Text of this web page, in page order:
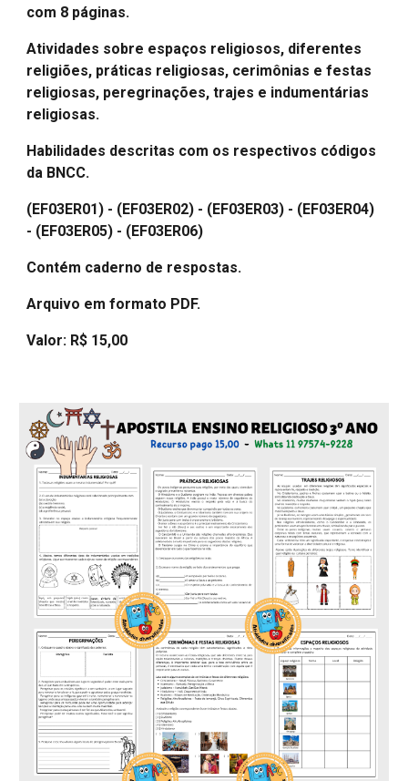
com 8 páginas.
Atividades sobre espaços religiosos, diferentes
religiões, práticas religiosas, cerimônias e festas
religiosas, peregrinações, trajes e indumentárias
religiosas.
Habilidades descritas com os respectivos códigos
da BNCC.
(EF03ER01) - (EF03ER02) - (EF03ER03) - (EF03ER04)
- (EF03ER05) - (EF03ER06)
Contém caderno de respostas.
Arquivo em formato PDF.
Valor: R$ 15,00